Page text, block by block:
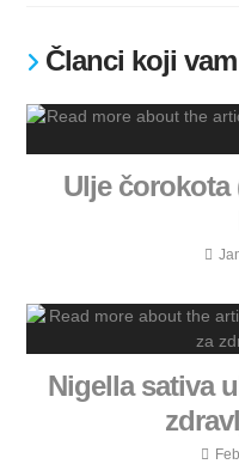
Članci koji
Ulje
Nigella sativa